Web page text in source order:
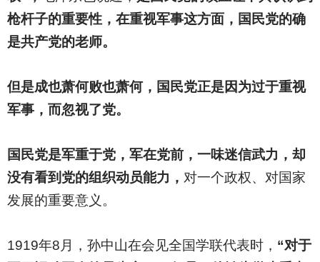
枪杆子的重要性，在重视军事这方面，国民党的确
是共产党的老师。
但是成也萧何败也萧何，国民党正是因为过于重视
军事，而忽视了党。
国民党是军重于党，军在党前，一味迷信武力，却
没有看到党的组织动员能力， 对一个政权、对国家
发展的重要意义。
1919年8月，孙中山在会见全国学联代表时， “对于